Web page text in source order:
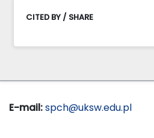
CITED BY / SHARE
E-mail:spch@uksw.edu.pl